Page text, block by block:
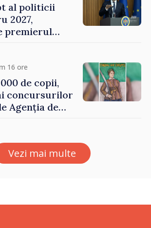
al politicii
2027,
premierul
viciile și
16 ore
de copii,
concursurilor
Agenția de
Vezi mai multe